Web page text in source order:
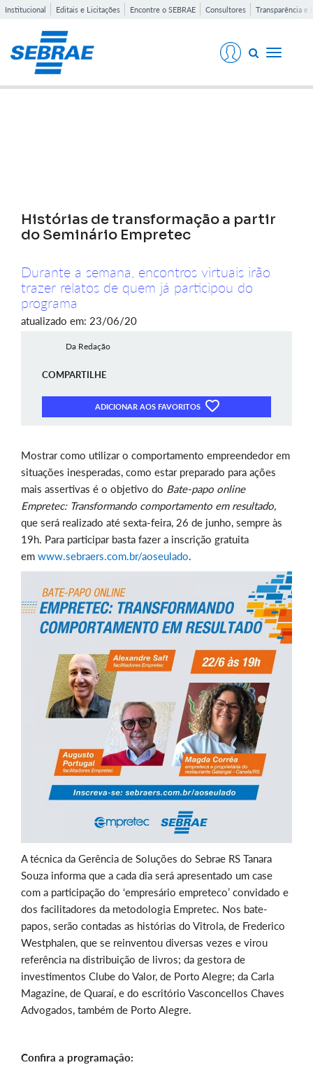
Institucional Editais e Licitações Encontre o SEBRAE Consultores Transparência e
Toggle
Histórias de transformação a partir
do Seminário Empretec
Durante a semana, encontros virtuais irão
trazer relatos de quem já participou do
programa
atualizado em: 23/06/20
Da Redação
COMPARTILHE
ADICIONAR AOS FAVORITOS
Mostrar como utilizar o comportamento empreendedor em
situações inesperadas, como estar preparado para ações
mais assertivas é o objetivo do Bate-papo online
Empretec: Transformando comportamento em resultado,
que será realizado até sexta-feira, 26 de junho, sempre às
19h. Para participar basta fazer a inscrição gratuita
em www.sebraers.com.br/aoseulado.
A técnica da Gerência de Soluções do Sebrae RS Tanara
Souza informa que a cada dia será apresentado um case
com a participação do ‘empresário empreteco’ convidado e
dos facilitadores da metodologia Empretec. Nos bate-
papos, serão contadas as histórias do Vitrola, de Frederico
Westphalen, que se reinventou diversas vezes e virou
referência na distribuição de livros; da gestora de
investimentos Clube do Valor, de Porto Alegre; da Carla
Magazine, de Quaraí, e do escritório Vasconcellos Chaves
Advogados, também de Porto Alegre.
Confira a programação: